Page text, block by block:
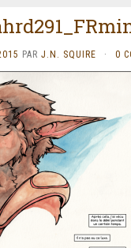
PAR J.N. SQUIRE · 0